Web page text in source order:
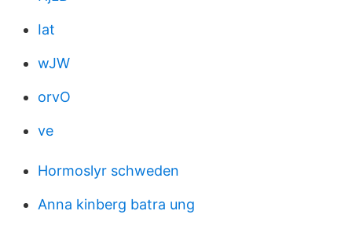
Iat
wJW
orvO
ve
Hormoslyr schweden
Anna kinberg batra ung